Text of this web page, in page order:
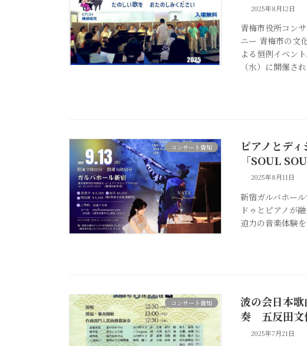
2025年8月12日
青梅市役所コン
ニー 青梅市の文
よる恒例イベン
（水）に開催さ
コンサート告知
ピアノとデ
「SOUL
2025年8月11日
新宿ガルバホー
ドゥとピアノが
迫力の音楽体験を
コンサート告知
波の会日本
奏 五反田文
2025年7月21日